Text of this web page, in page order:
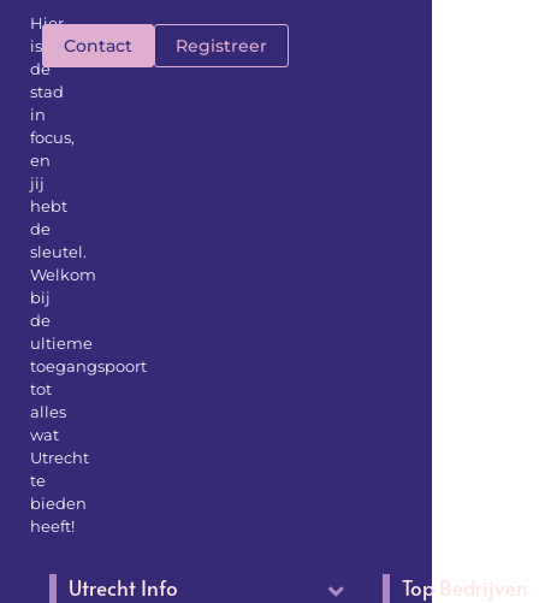
Hier
is
de
stad
in
focus,
en
jij
hebt
de
sleutel.
Welkom
bij
de
ultieme
toegangspoort
tot
alles
wat
Utrecht
te
bieden
heeft!
Contact Registreer
Utrecht Info Top Bedrijven